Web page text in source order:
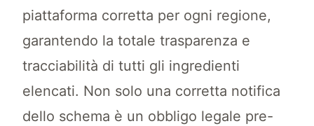
piattaforma corretta per ogni regione,
garantendo la totale trasparenza e
tracciabilità di tutti gli ingredienti
elencati. Non solo una corretta notifica
dello schema è un obbligo legale pre-